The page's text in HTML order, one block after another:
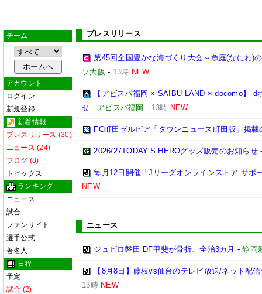
チーム
アカウント
ログイン
新規登録
新着情報
プレスリリース (30)
ニュース (24)
ブログ (8)
トピックス
ランキング
ニュース
試合
ファンサイト
選手公式
著名人
日程
予定
試合 (2)
プレスリリース
第45回全国豊かな海づくり大会～魚庭(なにわ)
ソ大阪 - 13時 NEW
【アビスパ福岡 × SAIBU LAND × docomo】
せ - アビスパ福岡 - 13時 NEW
FC町田ゼルビア「タウンニュース町田版」掲載
2026/27TODAY’S HEROグッズ販売のお知らせ
毎月12日開催「Jリーグオンラインストア サポ
NEW
ニュース
ジュビロ磐田 DF甲斐が骨折、全治3カ月 -静岡
【8月8日】藤枝vs仙台のテレビ放送/ネット配
13時 NEW